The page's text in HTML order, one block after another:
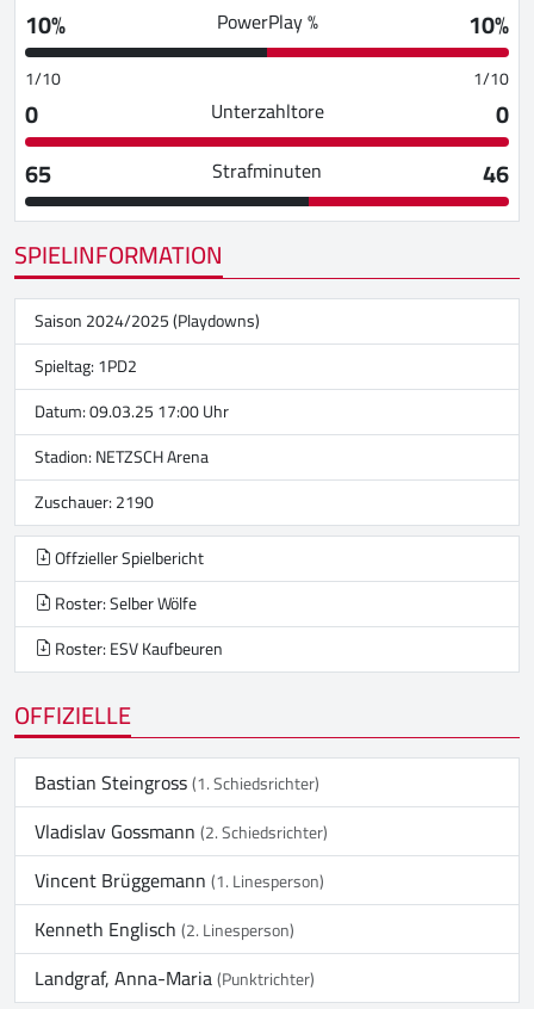
10%
PowerPlay % 10%
1/10 1/10
0 Unterzahltore
0
65
Strafminuten
46
SPIELINFORMATION
Saison 2024/2025 (Playdowns)
Spieltag: 1PD2
Datum: 09.03.25 17:00 Uhr
Stadion:NETZSCH Arena
Zuschauer: 2190
Offzieller Spielbericht
Roster: Selber Wölfe
Roster: ESV Kaufbeuren
OFFIZIELLE
Bastian Steingross(1. Schiedsrichter)
Vladislav Gossmann(2. Schiedsrichter)
Vincent Brüggemann(1. Linesperson)
Kenneth Englisch(2. Linesperson)
Landgraf, Anna-Maria(Punktrichter)